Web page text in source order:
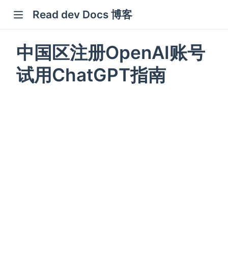
Read dev Docs 博客
window)
window)
中国区注册OpenAI账号
试用ChatGPT指南